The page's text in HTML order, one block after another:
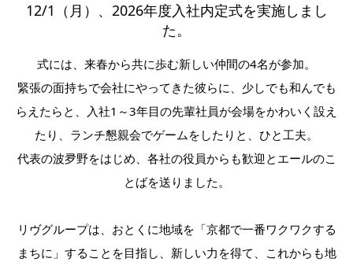
12/1（月）、2026年度入社内定式を実施しまし
た。
式には、来春から共に歩む新しい仲間の4名が参加。
緊張の面持ちで会社にやってきた彼らに、少しでも和んでも
らえたらと、入社1～3年目の先輩社員が会場をかわいく設え
たり、ランチ懇親会でゲームをしたりと、ひと工夫。
代表の波夛野をはじめ、各社の役員からも歓迎とエールのこ
とばを送りました。
リヴグループは、おとくに地域を「京都で一番ワクワクする
まちに」することを目指し、新しい力を得て、これからも地